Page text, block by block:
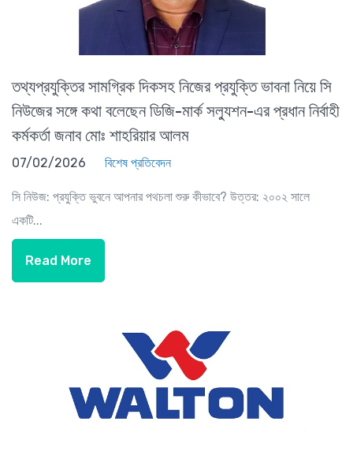
তথ্যপ্রযুক্তির সামগ্রিক দিকসহ নিজের প্রযুক্তি ভাবনা নিয়ে সি
নিউজের সঙ্গে কথা বলেছেন ডিজি-মার্ক সল্যুশন-এর প্রধান নির্বাহী
কর্মকর্তা জনাব মোঃ শাহরিয়ার আলম
07/02/2026 বিশেষ প্রতিবেদন
সি নিউজ: প্রযুক্তি ভুবনে আপনার পথচলা শুরু কীভাবে? উত্তর: ২০০২ সালে
একটি...
Read More